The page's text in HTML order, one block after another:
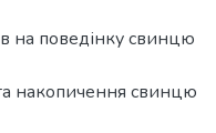
на поведінку свинцю
накопичення свинцю